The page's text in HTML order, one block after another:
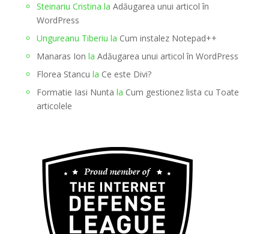
Steinariu Cristina la Adăugarea unui articol în
WordPress
Ungureanu Tiberiu la Cum instalez Notepad++
Manaras Ion la Adăugarea unui articol în WordPress
Florea Stancu la Ce este Divi?
Formatie Iasi Nunta la Cum gestionez lista cu Toate
articolele